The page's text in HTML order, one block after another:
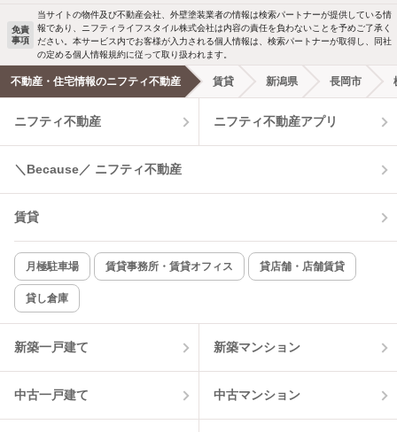
洗濯機置場あり 独立洗面台
エアコンあり 都市ガス
温水洗浄便座 オートロック
コンロ2口以上
新着のみ インターネット無料
該当件数:
0件
免責
事項
当サイトの物件及び不動産会社、外壁塗装業者の情報は検索パートナーが提供している情
報であり、ニフティライフスタイル株式会社は内容の責任を負わないことを予めご了承く
ださい。本サービス内でお客様が入力される個人情報は、検索パートナーが取得し、同社
の定める個人情報規約に従って取り扱われます。
不動産・住宅情報のニフティ不動産 賃貸 新潟県 長岡市
ニフティ不動産 ニフティ不動産アプリ
＼Because／ ニフティ不動産
賃貸
月極駐車場 賃貸事務所・賃貸オフィス 貸店舗・店舗賃貸
貸し倉庫
新築一戸建て 新築マンション
中古一戸建て 中古マンション